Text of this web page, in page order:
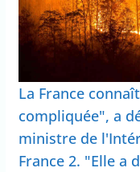
La France
compliquée", a
ministre de
France 2. "Elle a